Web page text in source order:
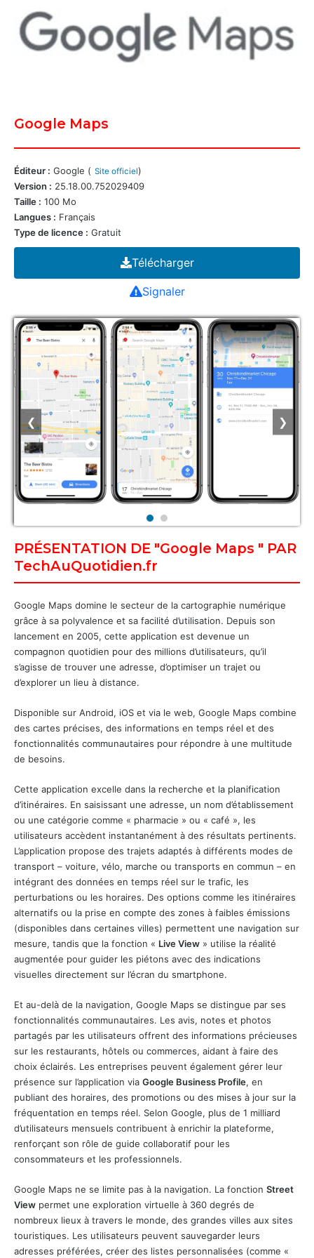
Google Maps
Éditeur : Google ( Site officiel)
Version : 25.18.00.752029409
Taille : 100 Mo
Langues : Français
Type de licence : Gratuit
Télécharger
Signaler
❮ ❯
PRÉSENTATION DE "Google Maps " PAR
TechAuQuotidien.fr
Google Maps domine le secteur de la cartographie numérique
grâce à sa polyvalence et sa facilité d’utilisation. Depuis son
lancement en 2005, cette application est devenue un
compagnon quotidien pour des millions d’utilisateurs, qu’il
s’agisse de trouver une adresse, d’optimiser un trajet ou
d’explorer un lieu à distance.
Disponible sur Android, iOS et via le web, Google Maps combine
des cartes précises, des informations en temps réel et des
fonctionnalités communautaires pour répondre à une multitude
de besoins.
Cette application excelle dans la recherche et la planification
d’itinéraires. En saisissant une adresse, un nom d’établissement
ou une catégorie comme « pharmacie » ou « café », les
utilisateurs accèdent instantanément à des résultats pertinents.
L’application propose des trajets adaptés à différents modes de
transport – voiture, vélo, marche ou transports en commun – en
intégrant des données en temps réel sur le trafic, les
perturbations ou les horaires. Des options comme les itinéraires
alternatifs ou la prise en compte des zones à faibles émissions
(disponibles dans certaines villes) permettent une navigation sur
mesure, tandis que la fonction « Live View » utilise la réalité
augmentée pour guider les piétons avec des indications
visuelles directement sur l’écran du smartphone.
Et au-delà de la navigation, Google Maps se distingue par ses
fonctionnalités communautaires. Les avis, notes et photos
partagés par les utilisateurs offrent des informations précieuses
sur les restaurants, hôtels ou commerces, aidant à faire des
choix éclairés. Les entreprises peuvent également gérer leur
présence sur l’application via Google Business Profile, en
publiant des horaires, des promotions ou des mises à jour sur la
fréquentation en temps réel. Selon Google, plus de 1 milliard
d’utilisateurs mensuels contribuent à enrichir la plateforme,
renforçant son rôle de guide collaboratif pour les
consommateurs et les professionnels.
Google Maps ne se limite pas à la navigation. La fonction Street
View permet une exploration virtuelle à 360 degrés de
nombreux lieux à travers le monde, des grandes villes aux sites
touristiques. Les utilisateurs peuvent sauvegarder leurs
adresses préférées, créer des listes personnalisées (comme «